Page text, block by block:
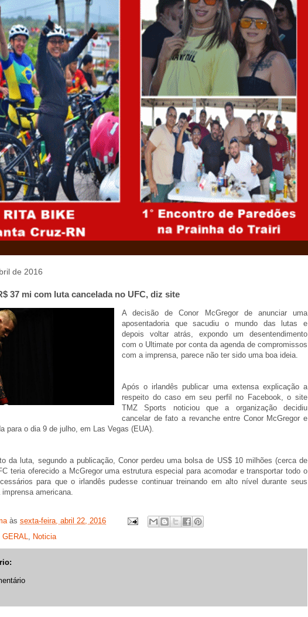
de 2016
37 mi com luta cancelada no UFC, diz site
A decisão de Conor McGregor de anunciar uma
aposentadoria que sacudiu o mundo das lutas e
depois voltar atrás, expondo um desentendimento
com o Ultimate por conta da agenda de compromissos
com a imprensa, parece não ter sido uma boa ideia.
Após o irlandês publicar uma extensa explicação a
respeito do caso em seu perfil no Facebook, o site
TMZ Sports noticiou que a organização decidiu
cancelar de fato a revanche entre Conor McGregor e
para o dia 9 de julho, em Las Vegas (EUA).
da luta, segundo a publicação, Conor perdeu uma bolsa de US$ 10 milhões (cerca de
teria oferecido a McGregor uma estrutura especial para acomodar e transportar todo o
para que o irlandês pudesse continuar treinando em alto nível durante seus
americana.
às sexta-feira, abril 22, 2016
GERAL, Noticia